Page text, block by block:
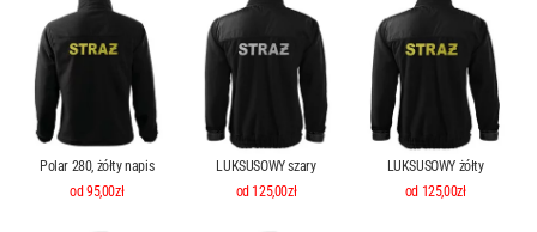
Polar 280, żółty napis
od 95,00zł
LUKSUSOWY szary
od 125,00zł
LUKSUSOWY żółty
od 125,00zł